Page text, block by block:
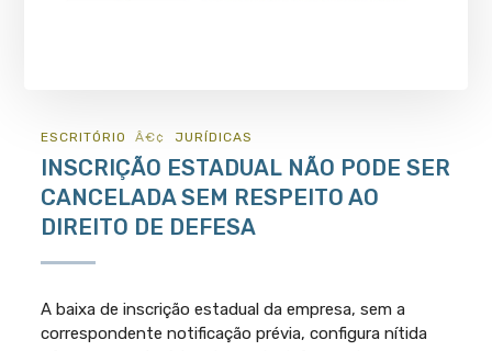
ESCRITÓRIO JURÍ­DICAS
INSCRIÇÃO ESTADUAL NÃO PODE SER
CANCELADA SEM RESPEITO AO
DIREITO DE DEFESA
A baixa de inscrição estadual da empresa, sem a
correspondente notificação prévia, configura nítida